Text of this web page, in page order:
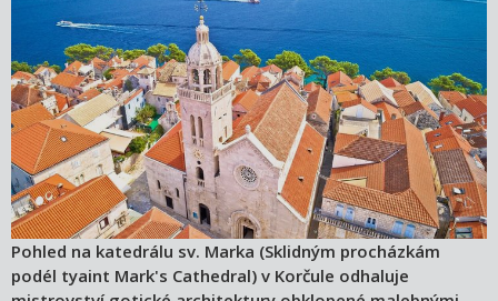
Pohled na katedrálu sv. Marka (Sklidným procházkám
podél tyaint Mark's Cathedral) v Korčule odhaluje